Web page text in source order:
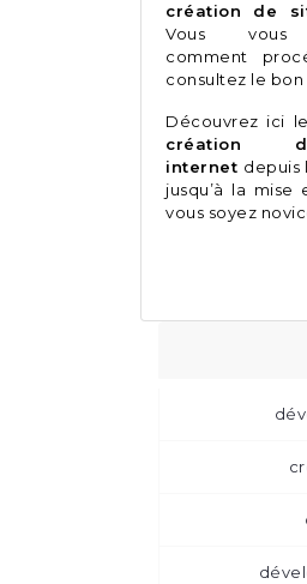
création de
Vous vous
comment
consultez le
Découvrez ici
création
internet depuis
jusqu’à la mise
vous soyez